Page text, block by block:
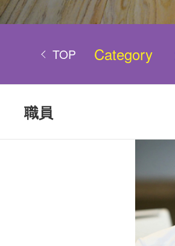
TOP Category
職員